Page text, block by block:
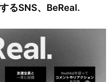
るSNS、BeReal.